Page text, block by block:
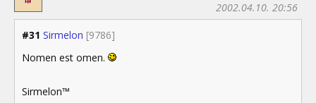
#31 Sirmelon [9786]
2002.04.10. 20:56
Nomen est omen.
Sirmelon™